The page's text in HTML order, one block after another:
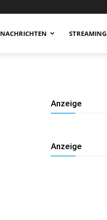
NACHRICHTEN STREAMING
Anzeige
Anzeige